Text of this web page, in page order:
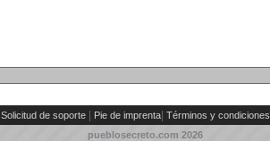
Solicitud de soporte Pie de imprenta| Términos y condiciones
pueblosecreto.com 2026